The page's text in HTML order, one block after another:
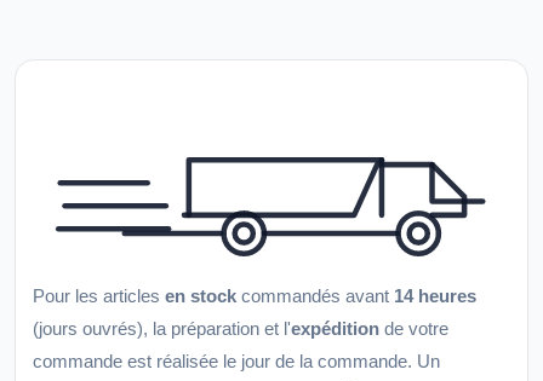
Pour les articles en stock commandés avant 14 heures
(jours ouvrés), la préparation et l'expédition de votre
commande est réalisée le jour de la commande. Un